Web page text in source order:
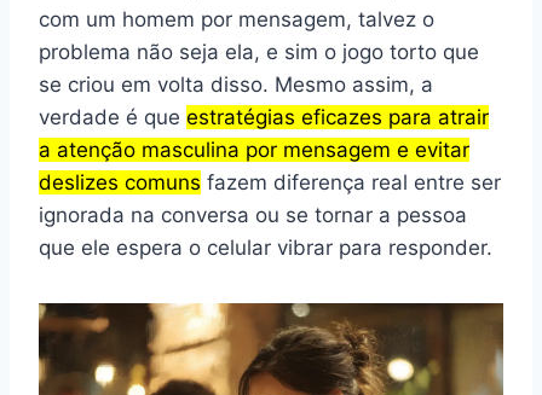
com um homem por mensagem, talvez o
problema não seja ela, e sim o jogo torto que
se criou em volta disso. Mesmo assim, a
verdade é que estratégias eficazes para atrair
a atenção masculina por mensagem e evitar
deslizes comuns fazem diferença real entre ser
ignorada na conversa ou se tornar a pessoa
que ele espera o celular vibrar para responder.